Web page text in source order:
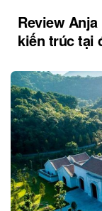
Review
kiến trúc tại